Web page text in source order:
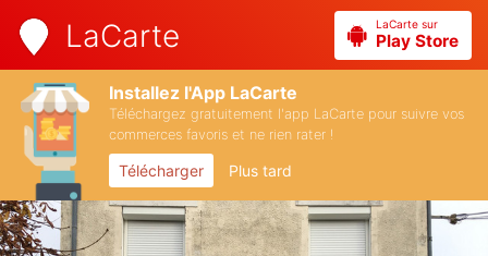
LaCarte LaCarte sur
Play Store
Installez l'App LaCarte
Téléchargez gratuitement l'app LaCarte pour suivre vos
commerces favoris et ne rien rater !
Télécharger Plus tard